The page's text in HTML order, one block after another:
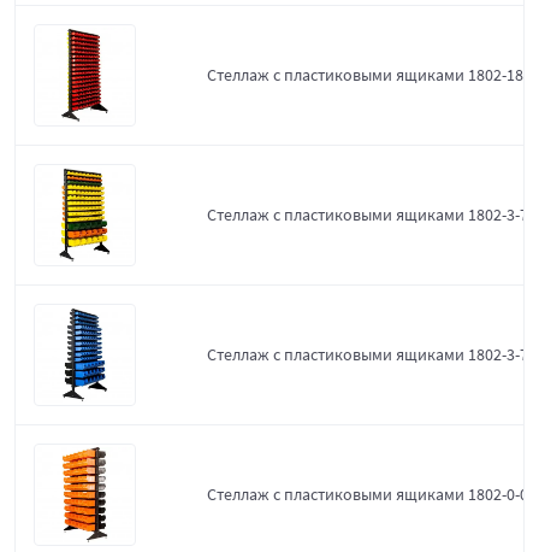
Стеллаж с пластиковыми ящиками 1802-18-
Стеллаж с пластиковыми ящиками 1802-3-7-
Стеллаж с пластиковыми ящиками 1802-3-7-
Стеллаж с пластиковыми ящиками 1802-0-0-